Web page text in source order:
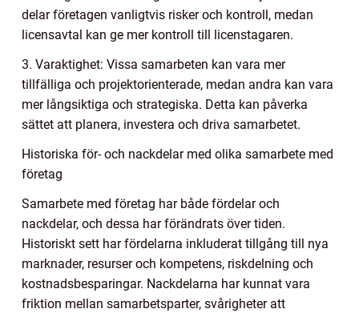
delar företagen vanligtvis risker och kontroll, medan
licensavtal kan ge mer kontroll till licenstagaren.
3. Varaktighet: Vissa samarbeten kan vara mer
tillfälliga och projektorienterade, medan andra kan vara
mer långsiktiga och strategiska. Detta kan påverka
sättet att planera, investera och driva samarbetet.
Historiska för- och nackdelar med olika samarbete med
företag
Samarbete med företag har både fördelar och
nackdelar, och dessa har förändrats över tiden.
Historiskt sett har fördelarna inkluderat tillgång till nya
marknader, resurser och kompetens, riskdelning och
kostnadsbesparingar. Nackdelarna har kunnat vara
friktion mellan samarbetsparter, svårigheter att